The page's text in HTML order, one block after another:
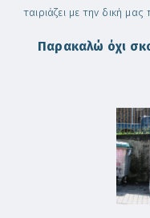
ταιριάζει με την δική μας
Παρακαλώ όχι